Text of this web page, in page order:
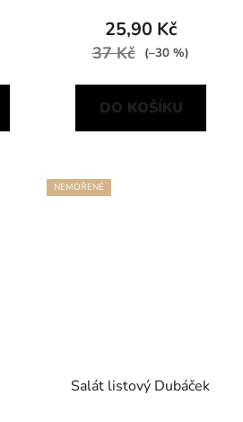
25,90 Kč
37 Kč (–30 %)
DO KOŠÍKU
NEMOŘENÉ
Salát listový Dubáček